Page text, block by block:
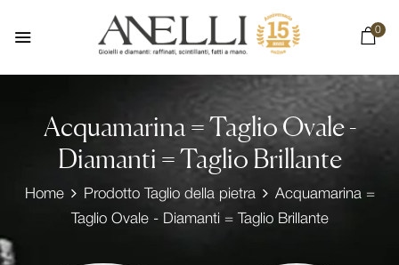
0
Acquamarina = Taglio Ovale -
Diamanti = Taglio Brillante
Home Prodotto Taglio della pietra
Acquamarina =
Taglio Ovale - Diamanti = Taglio Brillante